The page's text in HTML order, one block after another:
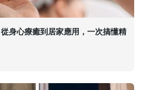
身心療癒到居家應用，一次搞懂精